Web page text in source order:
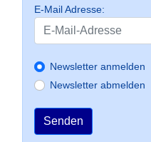
E-Mail Adresse:
Newsletter anmelden
Newsletter abmelden
Senden